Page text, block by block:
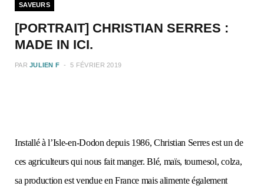
SAVEURS
[PORTRAIT] CHRISTIAN SERRES :
MADE IN ICI.
PAR JULIEN F 5 FÉVRIER 2019
Installé à l’Isle-en-Dodon depuis 1986, Christian Serres est un de
ces agriculteurs qui nous fait manger. Blé, maïs, tournesol, colza,
sa production est vendue en France mais alimente également